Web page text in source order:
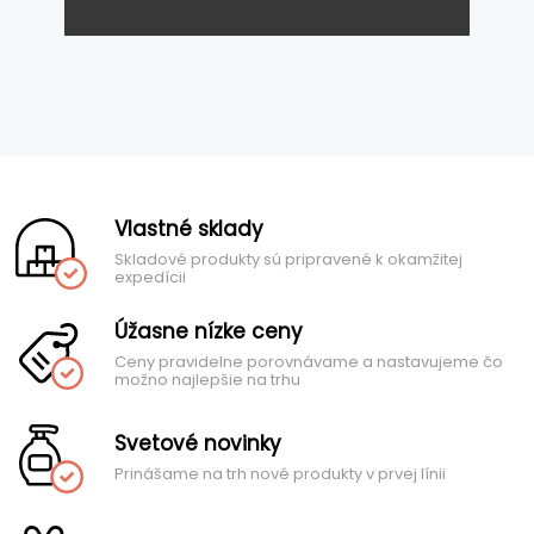
Vlastné sklady
Skladové produkty sú pripravené k okamžitej
expedícii
Úžasne nízke ceny
Ceny pravidelne porovnávame a nastavujeme čo
možno najlepšie na trhu
Svetové novinky
Prinášame na trh nové produkty v prvej línii